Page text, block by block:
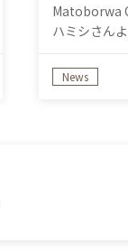
Matoborwa
ハミシさん
News